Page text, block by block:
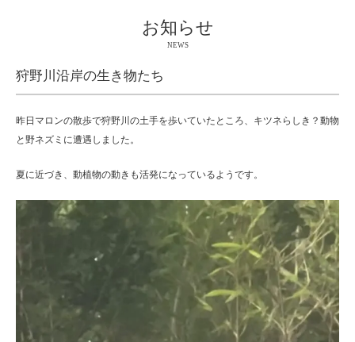
お知らせ
NEWS
狩野川沿岸の生き物たち
昨日マロンの散歩で狩野川の土手を歩いていたところ、キツネらしき？動物
と野ネズミに遭遇しました。
夏に近づき、動植物の動きも活発になっているようです。